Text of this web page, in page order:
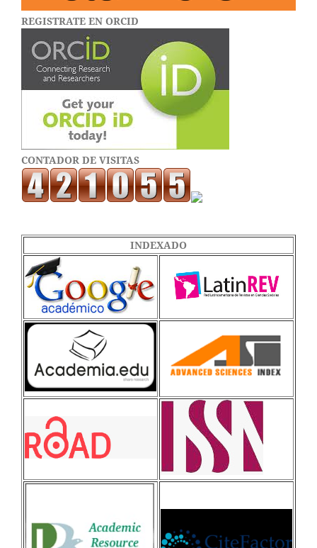
REGISTRATE EN ORCID
CONTADOR DE VISITAS
INDEXADO